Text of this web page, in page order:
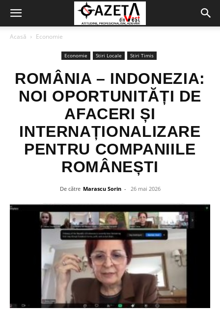
Acasă Economie
Economie Stiri Locale Stiri Timis
ROMÂNIA – INDONEZIA:
NOI OPORTUNITĂȚI DE
AFACERI ȘI
INTERNAȚIONALIZARE
PENTRU COMPANIILE
ROMÂNEȘTI
De către Marascu Sorin - 26 mai 2026